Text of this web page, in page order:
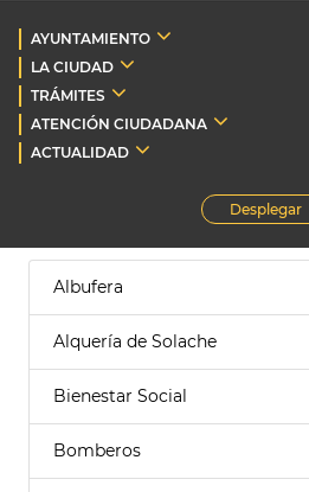
AYUNTAMIENTO
LA CIUDAD
TRÁMITES
ATENCIÓN CIUDADANA
ACTUALIDAD
Desplegar
Albufera
Alquería de Solache
Bienestar Social
Bomberos